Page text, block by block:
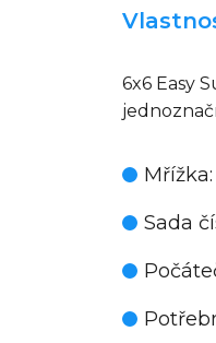
6x6 Easy
Mřížka
Sada